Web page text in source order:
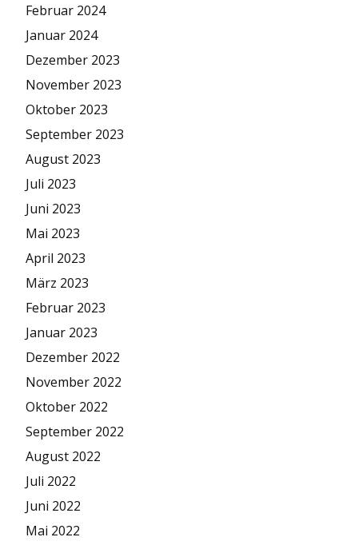
Februar 2024
Januar 2024
Dezember 2023
November 2023
Oktober 2023
September 2023
August 2023
Juli 2023
Juni 2023
Mai 2023
April 2023
März 2023
Februar 2023
Januar 2023
Dezember 2022
November 2022
Oktober 2022
September 2022
August 2022
Juli 2022
Juni 2022
Mai 2022